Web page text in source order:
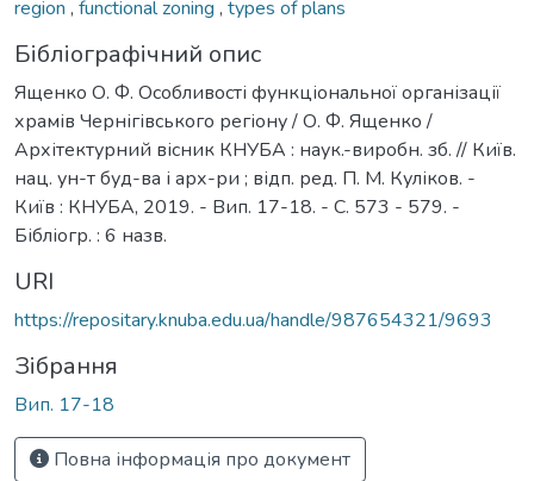
region , functional zoning , types of plans
Бібліографічний опис
Ященко О. Ф. Особливості функціональної організації
храмів Чернігівського регіону / О. Ф. Ященко /
Архітектурний вісник КНУБА : наук.-виробн. зб. // Київ.
нац. ун-т буд-ва і арх-ри ; відп. ред. П. М. Куліков. -
Київ : КНУБА, 2019. - Вип. 17-18. - С. 573 - 579. -
Бібліогр. : 6 назв.
URI
https://repositary.knuba.edu.ua/handle/987654321/9693
Зібрання
Вип. 17-18
Повна інформація про документ